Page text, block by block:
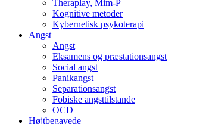
Theraplay, Mim-P
Kognitive metoder
Kybernetisk psykoterapi
Angst
Angst
Eksamens og præstationsangst
Social angst
Panikangst
Separationsangst
Fobiske angsttilstande
OCD
Højtbegavede